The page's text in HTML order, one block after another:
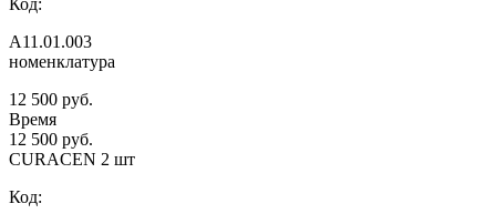
Код:
А11.01.003
номенклатура
12 500 руб.
Время
12 500 руб.
CURACEN 2 шт
Код: